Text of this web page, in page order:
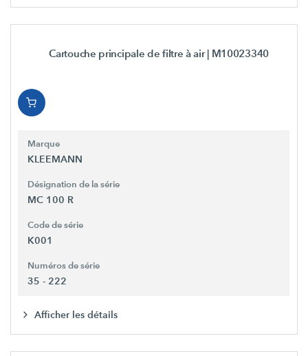
Cartouche principale de filtre à air| M10023340
Marque
KLEEMANN
Désignation de la série
MC 100 R
Code de série
K001
Numéros de série
35 - 222
Afficher les détails